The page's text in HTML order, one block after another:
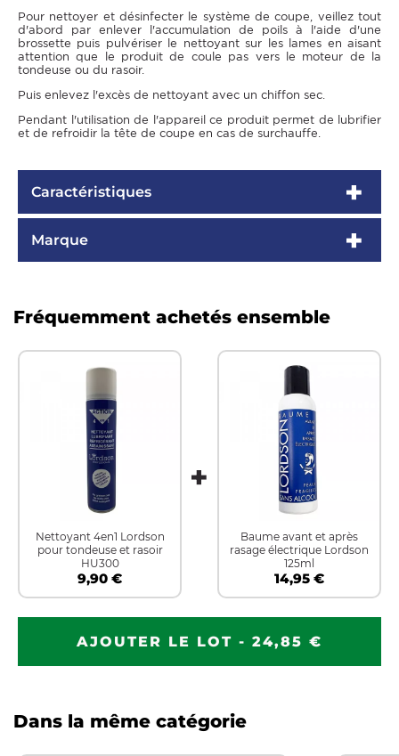
Pour nettoyer et désinfecter le système de coupe, veillez tout
d'abord par enlever l'accumulation de poils à l'aide d'une
brossette puis pulvériser le nettoyant sur les lames en aisant
attention que le produit de coule pas vers le moteur de la
tondeuse ou du rasoir.
Puis enlevez l'excès de nettoyant avec un chiffon sec.
Pendant l'utilisation de l'appareil ce produit permet de lubrifier
et de refroidir la tête de coupe en cas de surchauffe.
Caractéristiques
Marque
Fréquemment achetés ensemble
Nettoyant 4en1 Lordson
pour tondeuse et rasoir
HU300
9,90 €
Baume avant et après
rasage électrique Lordson
125ml
14,95 €
AJOUTER LE LOT - 24,85 €
Dans la même catégorie